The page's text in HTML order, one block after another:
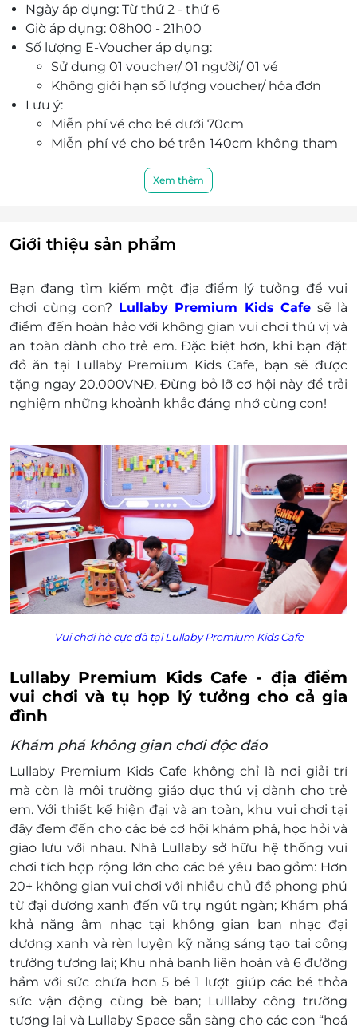
dạng các loại nghề nghiệp khác nhau như
bác sĩ, kỹ sư, vận động viên, đầu bếp,...
Không gian ăn uống sạch sẽ, thoáng mát
cực “dịu” cho cả ba mẹ và bé, cùng thực đơn
đa dạng và bổ dưỡng.
Lullaby Premium Kids Cafe sở hữu nhiều góc
“sống ảo” tuyệt vời cho cả gia đình, luôn đảm
bảo an toàn và vệ sinh.
Cùng đội ngũ nhân viên chu đáo, nhiệt tình, hứa
hẹn làm hài lòng mọi quý khách hàng.
Ngày áp dụng: Từ thứ 2 - thứ 6
Giờ áp dụng: 08h00 - 21h00
Số lượng E-Voucher áp dụng:
Sử dụng 01 voucher/ 01 người/ 01 vé
Không giới hạn số lượng voucher/ hóa đơn
Lưu ý:
Miễn phí vé cho bé dưới 70cm
Miễn phí vé cho bé trên 140cm không tham
Không phụ thu người lớn đi kèm
bé. Quý khách nếu có nhu cầu vui lòng yêu
cầu nhân viên
Khách không tự ý lấy đồ chơi, vật dụng
trong nhà hàng mang về
Khách hàng liên hệ đăng ký dịch vụ trước khi
đến để được phục vụ tốt nhất:
Hotline: 0903.997.300
Địa chỉ: 26A Hoàng Việt, phường 4, quận Tân
Bình, thành phố Hồ Chí Minh
Coupon
E-Voucher/E-Coupon không có giá trị quy đổi
thành tiền mặt, không trả lại tiền thừa
Không áp dụng đồng thời với chương
trình khuyến mãi khác.
Xem thêm
Giới thiệu sản phẩm
Bạn đang tìm kiếm một địa điểm lý tưởng để vui
chơi cùng con? Lullaby Premium Kids Cafe sẽ là
điểm đến hoàn hảo với không gian vui chơi thú vị và
an toàn dành cho trẻ em. Đặc biệt hơn, khi bạn đặt
đồ ăn tại Lullaby Premium Kids Cafe, bạn sẽ được
tặng ngay 20.000VNĐ. Đừng bỏ lỡ cơ hội này để trải
nghiệm những khoảnh khắc đáng nhớ cùng con!
Vui chơi hè cực đã tại Lullaby Premium Kids Cafe
Lullaby Premium Kids Cafe - địa điểm
vui chơi và tụ họp lý tưởng cho cả gia
đình
Khám phá không gian chơi độc đáo
Lullaby Premium Kids Cafe không chỉ là nơi giải trí
mà còn là môi trường giáo dục thú vị dành cho trẻ
em. Với thiết kế hiện đại và an toàn, khu vui chơi tại
đây đem đến cho các bé cơ hội khám phá, học hỏi và
giao lưu với nhau. Nhà Lullaby sở hữu hệ thống vui
chơi tích hợp rộng lớn cho các bé yêu bao gồm: Hơn
20+ không gian vui chơi với nhiều chủ đề phong phú
từ đại dương xanh đến vũ trụ ngút ngàn; Khám phá
khả năng âm nhạc tại không gian ban nhạc đại
dương xanh và rèn luyện kỹ năng sáng tạo tại công
trường tương lai; Khu nhà banh liên hoàn và 6 đường
hầm với sức chứa hơn 5 bé 1 lượt giúp các bé thỏa
sức vận động cùng bè bạn; Lulllaby công trường
tương lai và Lullaby Space sẵn sàng cho các con “hoá